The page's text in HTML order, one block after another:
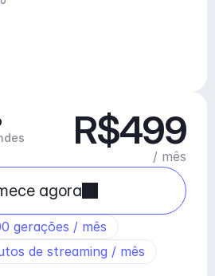
R$499
/ mês
agora
gerações / mês
de streaming / mês